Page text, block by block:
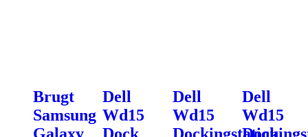
Brugt
Samsung
Galaxy
Dell
Wd15
Dock
Dell
Wd15
Dockingstation
Dell
Wd15